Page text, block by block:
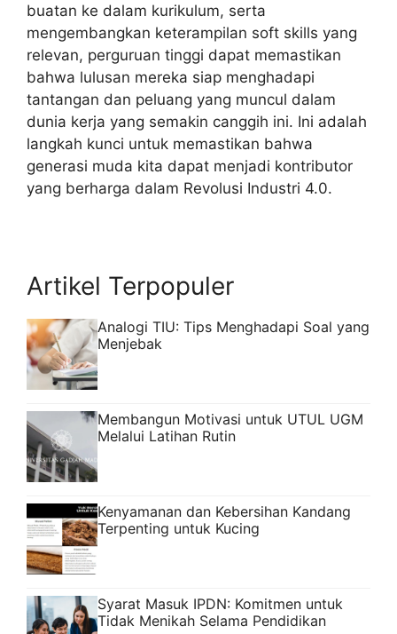
buatan ke dalam kurikulum, serta
mengembangkan keterampilan soft skills yang
relevan, perguruan tinggi dapat memastikan
bahwa lulusan mereka siap menghadapi
tantangan dan peluang yang muncul dalam
dunia kerja yang semakin canggih ini. Ini adalah
langkah kunci untuk memastikan bahwa
generasi muda kita dapat menjadi kontributor
yang berharga dalam Revolusi Industri 4.0.
Artikel Terpopuler
Analogi TIU: Tips Menghadapi Soal yang
Menjebak
Membangun Motivasi untuk UTUL UGM
Melalui Latihan Rutin
Kenyamanan dan Kebersihan Kandang
Terpenting untuk Kucing
Syarat Masuk IPDN: Komitmen untuk
Tidak Menikah Selama Pendidikan